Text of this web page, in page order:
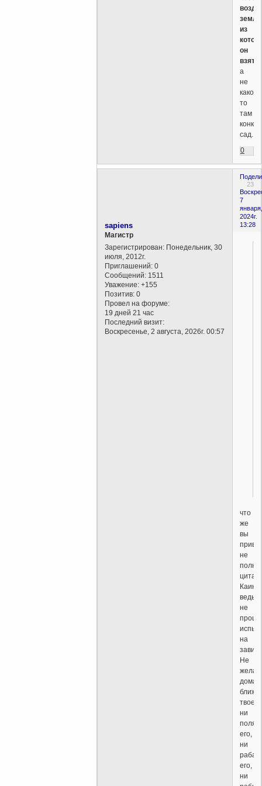
из
он
взят
а
не
какой
то
там
сад.
0
23
7
января,
2024г.
13:28
sapiens
Магистр
Зарегистрирован: Понедельник, 30
июля, 2012г.
Приглашений: 0
Сообщений: 1511
Уважение: +155
Позитив: 0
Провел на форуме:
19 дней 21 час
Последний визит:
Воскресенье, 2 августа, 2026г. 00:57
что
же
вы
не
Каин
ведь
не
на
Не
желай
дома
ни
поля
его,
ни
раба
его,
ни